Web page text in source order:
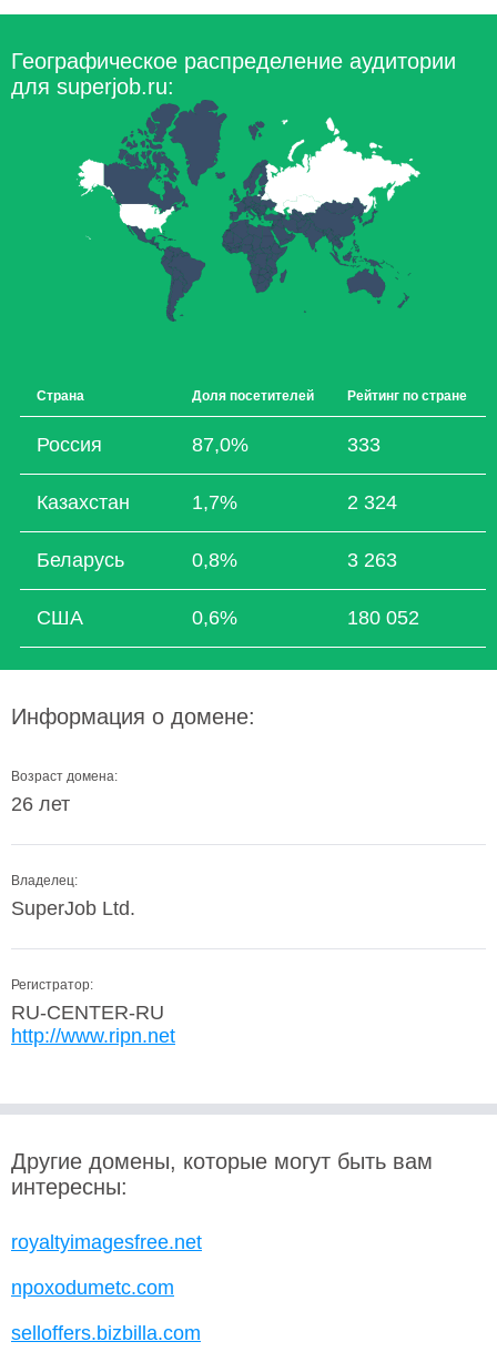
Географическое распределение аудитории
для superjob.ru:
Страна Доля посетителей Рейтинг по стране
Россия 87,0% 333
Казахстан 1,7% 2 324
Беларусь 0,8% 3 263
США 0,6% 180 052
Информация о домене:
Возраст домена:
26 лет
Владелец:
SuperJob Ltd.
Регистратор:
RU-CENTER-RU
http://www.ripn.net
Другие домены, которые могут быть вам
интересны:
royaltyimagesfree.net
npoxodumetc.com
selloffers.bizbilla.com